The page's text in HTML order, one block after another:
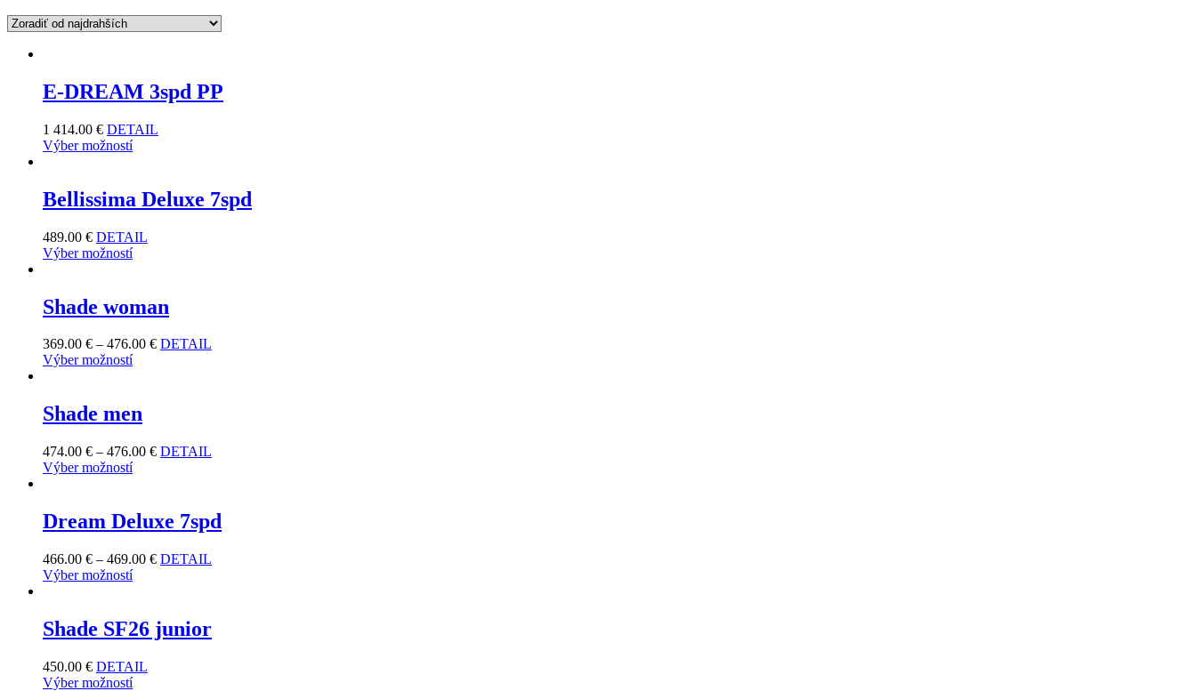
E-DREAM 3spd PP
1 414.00 € DETAIL
Výber možností
Bellissima Deluxe 7spd
489.00 € DETAIL
Výber možností
Shade woman
369.00 € – 476.00 € DETAIL
Výber možností
Shade men
474.00 € – 476.00 € DETAIL
Výber možností
Dream Deluxe 7spd
466.00 € – 469.00 € DETAIL
Výber možností
Shade SF26 junior
450.00 € DETAIL
Výber možností